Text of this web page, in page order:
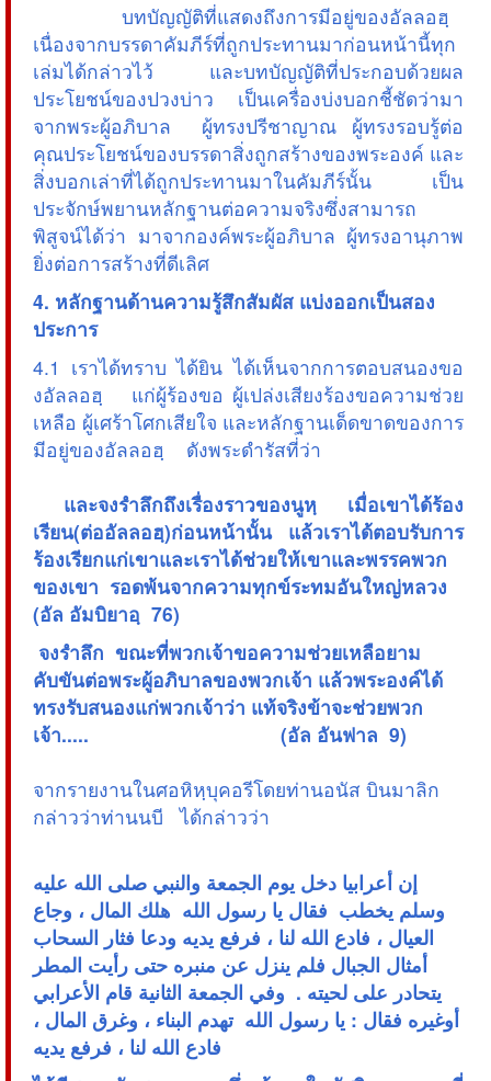
บทบัญญัติที่แสดงถึงการมีอยู่ของอัลลอฮฺ
เนื่องจากบรรดาคัมภีร์ที่ถูกประทานมาก่อนหน้านี้ทุก
เล่มได้กล่าวไว้ และบทบัญญัติที่ประกอบด้วยผล
ประโยชน์ของปวงบ่าว เป็นเครื่องบ่งบอกชี้ชัดว่ามา
จากพระผู้อภิบาล ผู้ทรงปรีชาญาณ ผู้ทรงรอบรู้ต่อ
คุณประโยชน์ของบรรดาสิ่งถูกสร้างของพระองค์ และ
สิ่งบอกเล่าที่ได้ถูกประทานมาในคัมภีร์นั้น เป็น
ประจักษ์พยานหลักฐานต่อความจริงซึ่งสามารถ
พิสูจน์ได้ว่า มาจากองค์พระผู้อภิบาล ผู้ทรงอานุภาพ
ยิ่งต่อการสร้างที่ดีเลิศ
4. หลักฐานด้านความรู้สึกสัมผัส แบ่งออกเป็นสอง
ประการ
4.1 เราได้ทราบ ได้ยิน ได้เห็นจากการตอบสนองขอ
งอัลลอฮฺ แก่ผู้ร้องขอ ผู้เปล่งเสียงร้องขอความช่วย
เหลือ ผู้เศร้าโศกเสียใจ และหลักฐานเด็ดขาดของการ
มีอยู่ของอัลลอฮฺ ดังพระดำรัสที่ว่า
 และจงรำลึกถึงเรื่องราวของนูหฺ เมื่อเขาได้ร้อง
เรียน(ต่ออัลลอฮฺ)ก่อนหน้านั้น แล้วเราได้ตอบรับการ
ร้องเรียกแก่เขาและเราได้ช่วยให้เขาและพรรคพวก
ของเขา รอดพ้นจากความทุกข์ระทมอันใหญ่หลวง
(อัล อัมบิยาอฺ 76)
 จงรำลึก ขณะที่พวกเจ้าขอความช่วยเหลือยาม
คับขันต่อพระผู้อภิบาลของพวกเจ้า แล้วพระองค์ได้
ทรงรับสนองแก่พวกเจ้าว่า แท้จริงข้าจะช่วยพวก
เจ้า..... (อัล อันฟาล 9)
จากรายงานในศอหิหฺบุคอรีโดยท่านอนัส บินมาลิก
กล่าวว่าท่านนบี ได้กล่าวว่า
إن أعرابيا دخل يوم الجمعة والنبي صلى الله عليه
وسلم يخطب  فقال يا رسول الله  هلك المال ، وجاع
العيال ، فادع الله لنا ، فرفع يديه ودعا فثار السحاب
أمثال الجبال فلم ينزل عن منبره حتى رأيت المطر
يتحادر على لحيته .  وفي الجمعة الثانية قام الأعرابي
أوغيره فقال : يا رسول الله  تهدم البناء ، وغرق المال ،
فادع الله لنا ، فرفع يديه